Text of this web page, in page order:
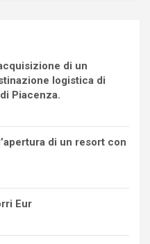
di un
logistica di
Piacenza.
di un resort con
Eur